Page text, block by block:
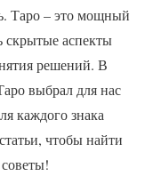
Таро – это мощный
скрытые аспекты
решений. В
выбрал для нас
каждого знака
чтобы найти